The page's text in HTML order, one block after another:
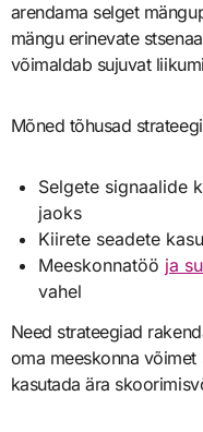
arendama selget
mängu erinevate
võimaldab sujuvat
Mõned tõhusad
Selgete signaalide
jaoks
Kiirete seadete
Meeskonnatöö ja
vahel
Need strateegiad
oma meeskonna võimet
kasutada ära